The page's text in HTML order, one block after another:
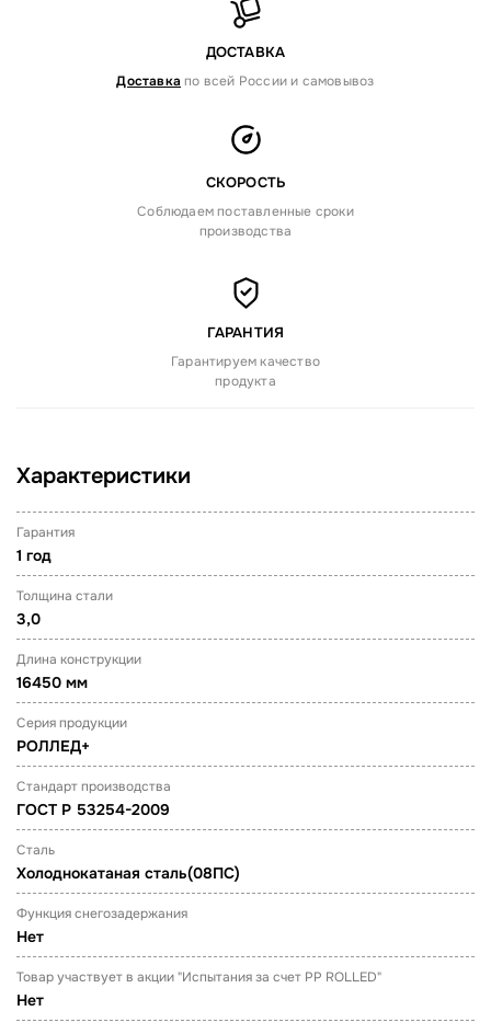
ДОСТАВКА
Доставка по всей России и самовывоз
СКОРОСТЬ
Соблюдаем поставленные сроки
производства
ГАРАНТИЯ
Гарантируем качество
продукта
Характеристики
Гарантия
1 год
Толщина стали
3,0
Длина конструкции
16450 мм
Серия продукции
РОЛЛЕД+
Стандарт производства
ГОСТ Р 53254-2009
Сталь
Холоднокатаная сталь(08ПС)
Функция снегозадержания
Нет
Товар участвует в акции "Испытания за счет PP ROLLED"
Нет